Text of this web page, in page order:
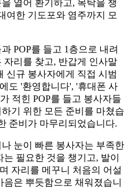
열어 환기하고, 목탁을 챙
여한 기도포와 염주까지 모
POP를 들고 1층으로 내려
자리를 찾고, 반갑게 인사말
신규 봉사자에게 직접 시범
도 '환영합니다', '휴대폰 사
적힌 POP를 들고 봉사자들
기 위한 모든 준비를 마쳤습
준비가 마무리되었습니다.
눈이 빠른 봉사자는 부족한
필요한 것을 챙기고, 발이
자리를 메꾸니 처음의 어설
은 뿌듯함으로 채워졌습니